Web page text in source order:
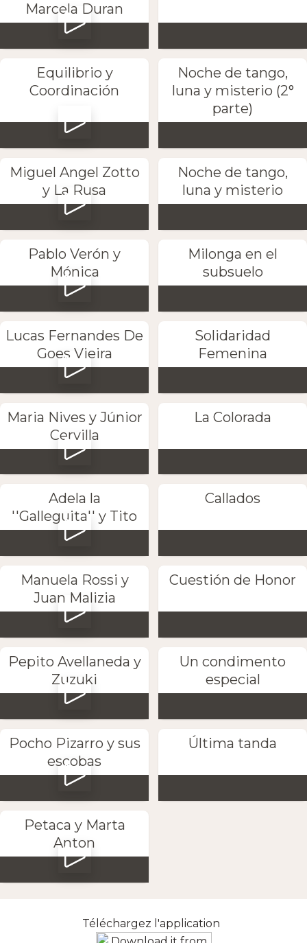
Marcela Duran
Equilibrio y
Coordinación
Noche de tango,
luna y misterio (2°
parte)
Miguel Angel Zotto
y La Rusa
Noche de tango,
luna y misterio
Pablo Verón y
Mónica
Milonga en el
subsuelo
Lucas Fernandes De
Goes Vieira
Solidaridad
Femenina
Maria Nives y Júnior
Cervilla
La Colorada
Adela la
''Galleguita'' y Tito
Callados
Manuela Rossi y
Juan Malizia
Cuestión de Honor
Pepito Avellaneda y
Zuzuki
Un condimento
especial
Pocho Pizarro y sus
escobas
Última tanda
Petaca y Marta
Anton
Téléchargez l'application